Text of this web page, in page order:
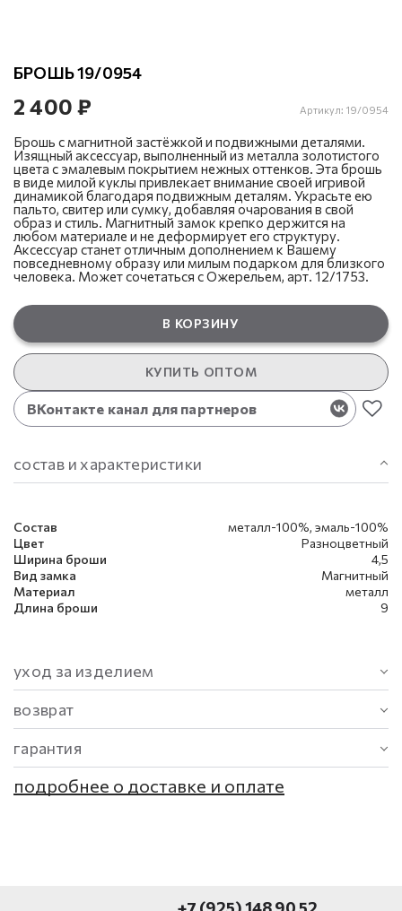
БРОШЬ 19/0954
2 400 ₽ Артикул: 19/0954
Брошь с магнитной застёжкой и подвижными деталями.
Изящный аксессуар, выполненный из металла золотистого
цвета с эмалевым покрытием нежных оттенков. Эта брошь
в виде милой куклы привлекает внимание своей игривой
динамикой благодаря подвижным деталям. Украсьте ею
пальто, свитер или сумку, добавляя очарования в свой
образ и стиль. Магнитный замок крепко держится на
любом материале и не деформирует его структуру.
Аксессуар станет отличным дополнением к Вашему
повседневному образу или милым подарком для близкого
человека. Может сочетаться с Ожерельем, арт. 12/1753.
В КОРЗИНУ
КУПИТЬ ОПТОМ
ВКонтакте канал для партнеров
состав и характеристики
Состав
металл-100%, эмаль-100%
Цвет
Разноцветный
Ширина броши
4,5
Вид замка
Магнитный
Материал
металл
Длина броши
9
уход за изделием
возврат
гарантия
подробнее о доставке и оплате